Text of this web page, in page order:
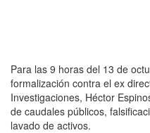
Para las 9 horas del 13 de
formalización contra el ex
Investigaciones, Héctor
de caudales públicos,
lavado de activos.